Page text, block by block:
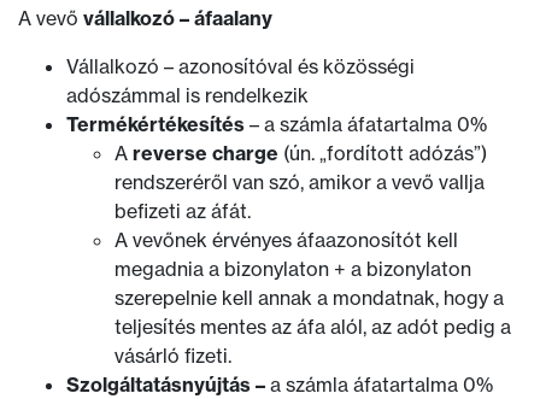
A vevő vállalkozó – áfaalany
Vállalkozó – azonosítóval és közösségi
adószámmal is rendelkezik
Termékértékesítés – a számla áfatartalma 0%
A reverse charge (ún. „fordított adózás”)
rendszeréről van szó, amikor a vevő vallja
befizeti az áfát.
A vevőnek érvényes áfaazonosítót kell
megadnia a bizonylaton + a bizonylaton
szerepelnie kell annak a mondatnak, hogy a
teljesítés mentes az áfa alól, az adót pedig a
vásárló fizeti.
Szolgáltatásnyújtás – a számla áfatartalma 0%